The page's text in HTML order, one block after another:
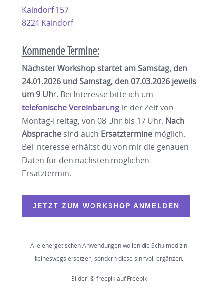
Kaindorf 157
8224 Kaindorf
Kommende Termine:
Nächster Workshop startet am Samstag, den
24.01.2026 und Samstag, den 07.03.2026 jeweils
um 9 Uhr. Bei Interesse bitte ich um
telefonische Vereinbarungin der Zeit von
Montag-Freitag, von 08 Uhr bis 17 Uhr. Nach
Absprachesind auch Ersatzterminemöglich.
Bei Interesse erhältst du von mir die genauen
Daten für den nächsten möglichen
Ersatztermin.
JETZT ZUM WORKSHOP ANMELDEN
Alle energetischen Anwendungen wollen die Schulmedizin
keineswegs ersetzen, sondern diese sinnvoll ergänzen.
Bilder: © freepik auf Freepik